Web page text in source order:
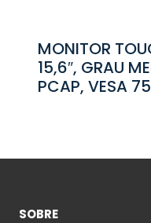
MONITOR
15,6″, GRAU
PCAP, VESA
SOBRE